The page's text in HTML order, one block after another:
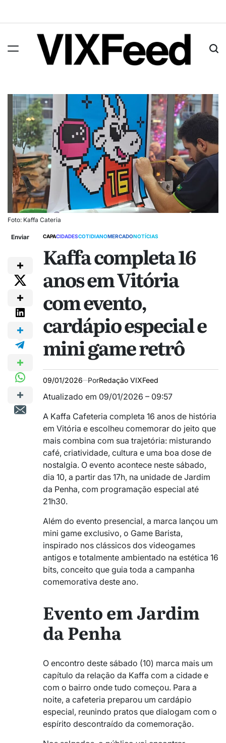
Foto: Kaffa Cateria
Enviar CAPACIDADESCOTIDIANOMERCADONOTÍCIAS
Kaffa completa 16
anos em Vitória
com evento,
cardápio especial e
mini game retrô
09/01/2026 PorRedação VIXFeed
Atualizado em 09/01/2026 – 09:57
A Kaffa Cafeteria completa 16 anos de história
em Vitória e escolheu comemorar do jeito que
mais combina com sua trajetória: misturando
café, criatividade, cultura e uma boa dose de
nostalgia. O evento acontece neste sábado,
dia 10, a partir das 17h, na unidade de Jardim
da Penha, com programação especial até
21h30.
Além do evento presencial, a marca lançou um
mini game exclusivo, o Game Barista,
inspirado nos clássicos dos videogames
antigos e totalmente ambientado na estética 16
bits, conceito que guia toda a campanha
comemorativa deste ano.
Evento em Jardim
da Penha
O encontro deste sábado (10) marca mais um
capítulo da relação da Kaffa com a cidade e
com o bairro onde tudo começou. Para a
noite, a cafeteria preparou um cardápio
especial, reunindo pratos que dialogam com o
espírito descontraído da comemoração.